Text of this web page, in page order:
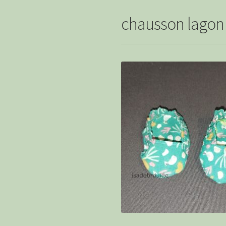
chausson